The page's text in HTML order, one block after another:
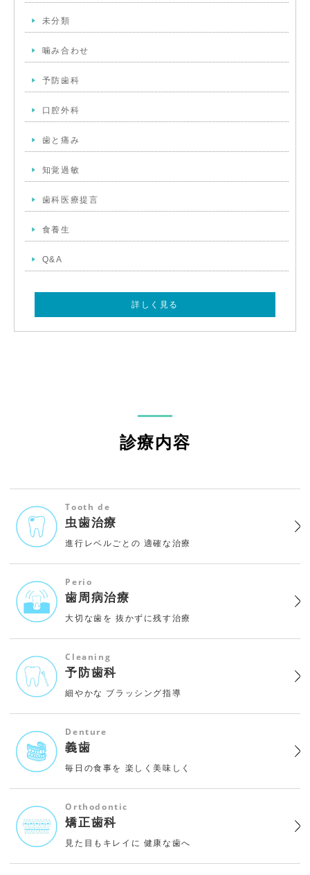
未分類
噛み合わせ
予防歯科
口腔外科
歯と痛み
知覚過敏
歯科医療提言
食養生
Q&A
詳しく見る
診療内容
Tooth de
虫歯治療
進行レベルごとの 適確な治療
Perio
歯周病治療
大切な歯を 抜かずに残す治療
Cleaning
予防歯科
細やかな ブラッシング指導
Denture
義歯
毎日の食事を 楽しく美味しく
Orthodontic
矯正歯科
見た目もキレイに 健康な歯へ